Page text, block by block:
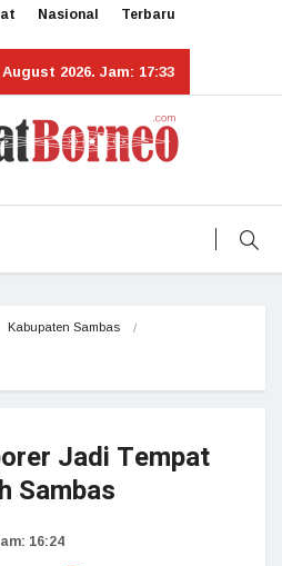
Nasional Terbaru
2026. Jam: 17:33
Kabupaten Sambas
Jadi Tempat
Sambas
16:24